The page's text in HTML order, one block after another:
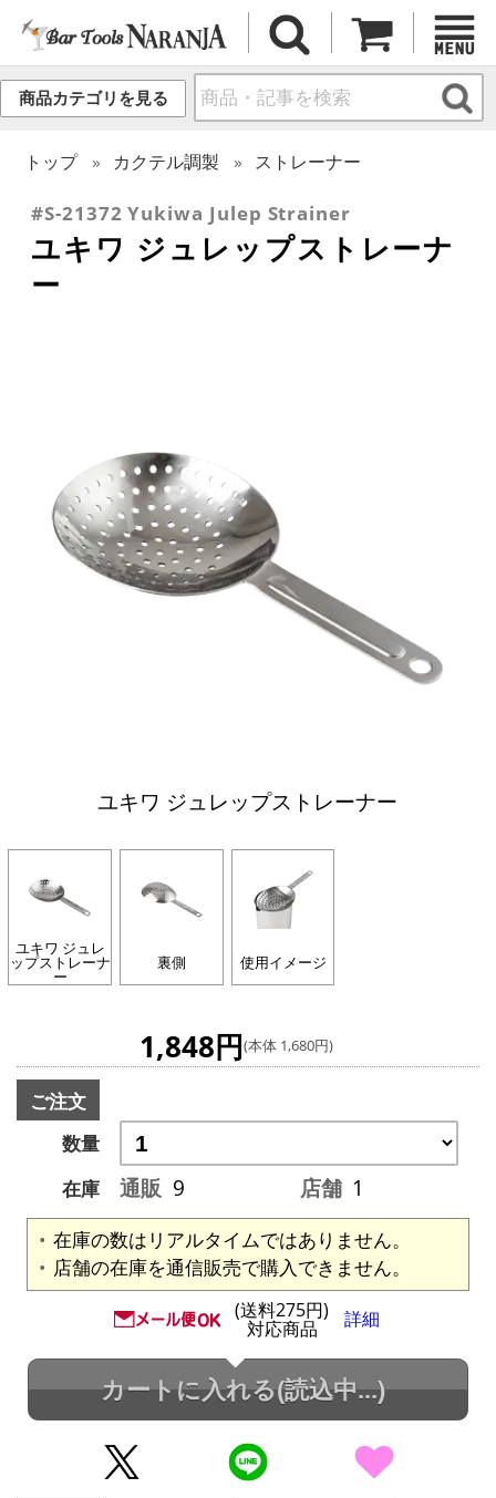
商品カテゴリを見る
トップ カクテル調製 ストレーナー
#S-21372 Yukiwa Julep Strainer
ユキワ ジュレップストレーナ
ー
ユキワ ジュレップストレーナー
ユキワ ジュレ
ップストレーナ
ー
裏側 使用イメージ
1,848円(本体 1,680円)
ご注文
数量
在庫
通販 9 店舗 1
在庫の数はリアルタイムではありません。
店舗の在庫を通信販売で購入できません。
(送料275円)
対応商品 詳細
カートに入れる(読込中...)